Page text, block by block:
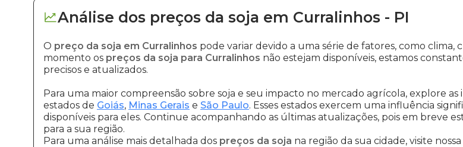
Análise dos preços da soja em Curralinhos - PI
O preço da soja em Curralinhos pode variar devido a uma série de fatores, como
momento os preços da soja para Curralinhos não estejam disponíveis, estamos
precisos e atualizados.
Para uma maior compreensão sobre soja e seu impacto no mercado agrícola, explore
estados de Goiás, Minas Gerais e São Paulo. Esses estados exercem uma influência
disponíveis para eles. Continue acompanhando as últimas atualizações, pois em breve
para a sua região.
Para uma análise mais detalhada dos preços da soja na região da sua cidade, visite